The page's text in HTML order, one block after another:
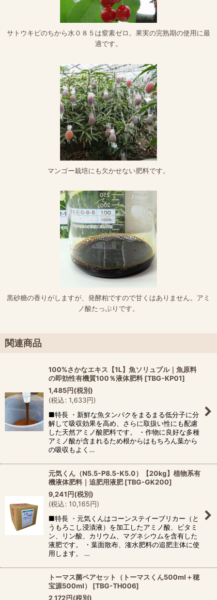
サトウキビのちから水０８５は窒素ゼロ。果実の完熟期の使用に最
適です。
マンゴー栽培にも欠かせない肥料です。
黒砂糖の香りがしますが、発酵粕ですので甘くはありません。アミ
ノ酸たっぷりです。
関連商品
100%さかなエキス【1L】魚ソリュブル｜魚原料
の即効性有機質100％液体肥料 [TBG-KP01]
1,485円(税別)
(税込: 1,633円)
■特長 ・新鮮な魚タンパクをまるまる低分子に分
解して吸収効果を高め、さらに取扱い性にも配慮
した天然アミノ酸肥料です。 ・作物に良好な多種
アミノ酸が含まれるため根からはもちろん葉から
の吸収もよく…
元気くん（N5.5-P8.5-K5.0）【20kg】植物系有
機液体肥料｜追肥用液肥 [TBG-GK200]
9,241円(税別)
(税込: 10,165円)
■特長 ・元気くんはコーンステイーブリカー（と
うもろこし浸漬液）を加工したアミノ酸、ビタミ
ン、リン酸、カリウム、マグネシウムを含有した
液肥です。 ・葉面散布、潅水肥料の追肥主体に使
用します。 …
トーマス菌ペアセット（トーマスくん500ml＋穂
宝源500ml）
[TBG-TH006]
2,172円(税別)